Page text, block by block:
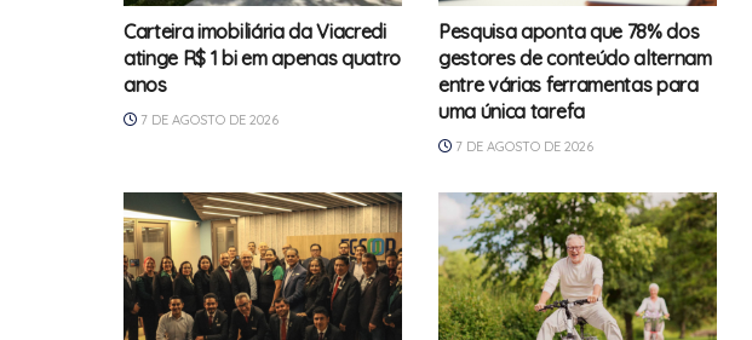
Carteira imobiliária da Viacredi
atinge R$ 1 bi em apenas quatro
anos
7 DE AGOSTO DE 2026
Pesquisa aponta que 78% dos
gestores de conteúdo alternam
entre várias ferramentas para
uma única tarefa
7 DE AGOSTO DE 2026